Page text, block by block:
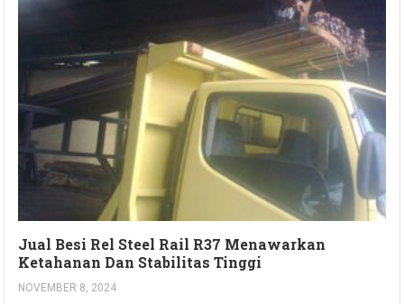
Jual Besi Rel Steel Rail R37 Menawarkan
Ketahanan Dan Stabilitas Tinggi
NOVEMBER 8, 2024